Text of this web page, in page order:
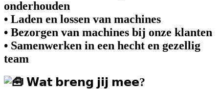
onderhouden
• Laden en lossen van machines
• Bezorgen van machines bij onze klanten
• Samenwerken in een hecht en gezellig
team
𝗪𝗮𝘁 𝗯𝗿𝗲𝗻𝗴 𝗷𝗶𝗷 𝗺𝗲𝗲?